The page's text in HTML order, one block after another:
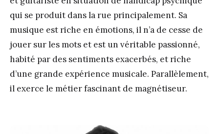
qui se produit dans la rue principalement. Sa
musique est riche en émotions, il n’a de cesse de
jouer sur les mots et est un véritable passionné,
habité par des sentiments exacerbés, et riche
d’une grande expérience musicale. Parallèlement,
il exerce le métier fascinant de magnétiseur.